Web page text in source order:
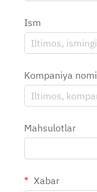
Ism
Kompaniya nomi
Mahsulotlar
Xabar